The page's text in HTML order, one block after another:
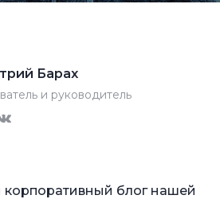
Барах
и руководитель
Vkontakte
корпоративный блог нашей